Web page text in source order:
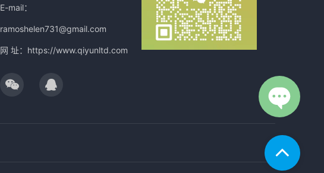
E-mail：
ramoshelen731@gmail.com
网 址： https://www.qiyunltd.com